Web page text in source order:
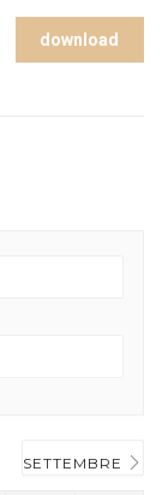
download
SETTEMBRE